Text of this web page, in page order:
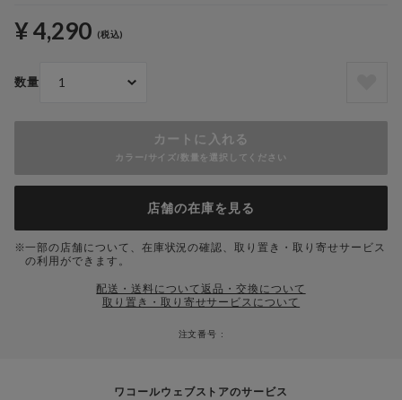
¥ 4,290 (税込)
数量
カートに入れる
カラー/サイズ/数量を選択してください
店舗の在庫を見る
一部の店舗について、在庫状況の確認、取り置き・取り寄せサービス
の利用ができます。
配送・送料について返品・交換について
取り置き・取り寄せサービスについて
注文番号 :
ワコールウェブストアのサービス